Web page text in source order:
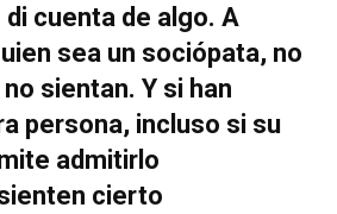
cuenta de algo. A
sea un sociópata, no
sientan. Y si han
persona, incluso si su
admitirlo
cierto